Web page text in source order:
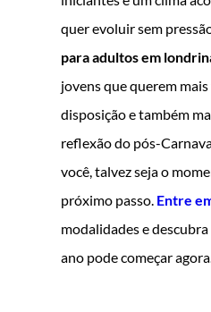
quer evoluir sem
para adultos em
jovens que querem
disposição e também
reflexão do pós-
você, talvez seja o
próximo passo. Entre
modalidades e
ano pode começar